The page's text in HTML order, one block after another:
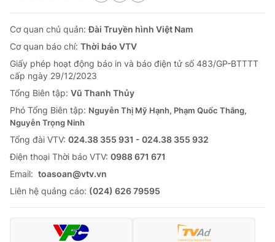
Cơ quan chủ quản:Đài Truyền hình Việt Nam
Cơ quan báo chí: Thời báo VTV
Giấy phép hoạt động báo in và báo điện tử số 483/GP-BTTTT
cấp ngày 29/12/2023
Tổng Biên tập: Vũ Thanh Thủy
Phó Tổng Biên tập: Nguyễn Thị Mỹ Hạnh, Phạm Quốc Thắng,
Nguyễn Trọng Ninh
Tổng đài VTV: 024.38 355 931 - 024.38 355 932
Ðiện thoại Thời báo VTV: 0988 671 671
Email: toasoan@vtv.vn
Liên hệ quảng cáo: (024) 626 79595